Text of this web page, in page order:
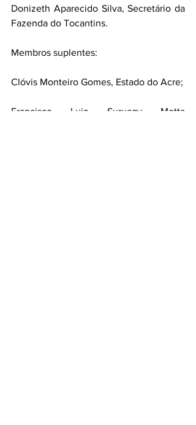
Donizeth Aparecido Silva, Secretário da
Fazenda do Tocantins.
Membros suplentes:
Clóvis Monteiro Gomes, Estado do Acre;
Francisco Luiz Suruagy Motta